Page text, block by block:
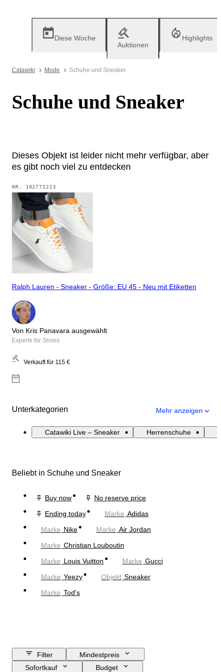
Diese Woche
Auktionen
Highlights
Catawiki Mode Schuhe und Sneaker
Schuhe und Sneaker
Dieses Objekt ist leider nicht mehr verfügbar, aber
es gibt noch viel zu entdecken
NR. 102772223
Ralph Lauren - Sneaker - Größe: EU 45 - Neu mit Etiketten
Von Kris Panavara ausgewählt
Experte für Shoes
Verkauft für 115 €
Unterkategorien Mehr anzeigen
Catawiki Live – Sneaker Herrenschuhe
Beliebt in Schuhe und Sneaker
Buy now
No reserve price
Ending today
Marke Adidas
Marke Nike Marke Air Jordan
Marke Christian Louboutin
Marke Louis Vuitton Marke Gucci
Marke Yeezy Objekt Sneaker
Marke Tod's
Filter
Mindestpreis
Sofortkauf
Budget